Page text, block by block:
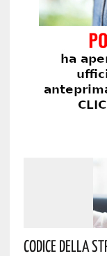
Codice Della